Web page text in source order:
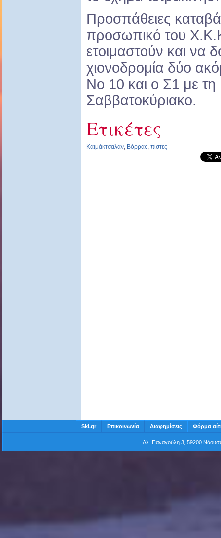
Προσπάθειες
προσωπικό του
ετοιμαστούν και να
χιονοδρομία δύο
Νο 10 και ο Σ1 με
Σαββατοκύριακο.
Ετικέτες
Καιμάκτσαλαν, Βόρρας, πίστες
Ski.gr Επικοινωνία Διαφημίσεις Φόρμα
Αλ. Παναγούλη 3, 59200